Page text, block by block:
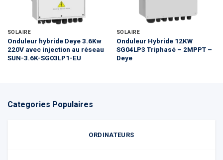
SOLAIRE
Onduleur hybride Deye 3.6Kw
220V avec injection au réseau
SUN-3.6K-SG03LP1-EU
SOLAIRE
Onduleur Hybride 12KW
SG04LP3 Triphasé – 2MPPT –
Deye
Categories Populaires
ORDINATEURS